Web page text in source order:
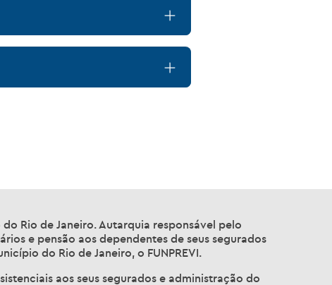
Rio de Janeiro. Autarquia responsável pelo
e pensão aos dependentes de seus segurados
do Rio de Janeiro, o FUNPREVI.
aos seus segurados e administração do